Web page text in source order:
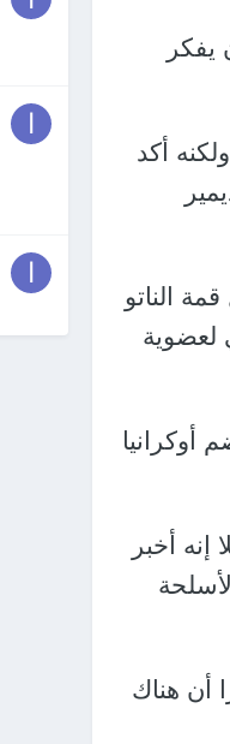
يفكر
أكد
الناتو
لعضوية
أوكرانيا
أخبر
أن هناك